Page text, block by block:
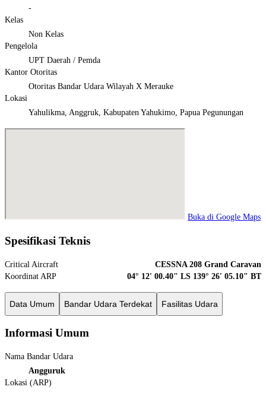
-
Kelas
Non Kelas
Pengelola
UPT Daerah / Pemda
Kantor Otoritas
Otoritas Bandar Udara Wilayah X Merauke
Lokasi
Yahulikma, Anggruk, Kabupaten Yahukimo, Papua Pegunungan
Buka di Google Maps
Spesifikasi Teknis
Critical Aircraft
CESSNA 208 Grand Caravan
Koordinat ARP
04° 12' 00.40" LS 139° 26' 05.10" BT
Data Umum Bandar Udara Terdekat Fasilitas Udara
Informasi Umum
Nama Bandar Udara
Angguruk
Lokasi (ARP)